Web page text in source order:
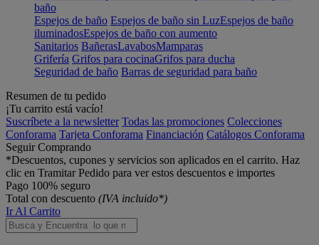
baño
Espejos de baño Espejos de baño sin LuzEspejos de baño
iluminadosEspejos de baño con aumento
Sanitarios BañerasLavabosMamparas
Grifería Grifos para cocinaGrifos para ducha
Seguridad de baño Barras de seguridad para baño
Resumen de tu pedido
¡Tu carrito está vacío!
Suscríbete a la newsletter Todas las promociones Colecciones
Conforama Tarjeta Conforama Financiación Catálogos Conforama
Seguir Comprando
*Descuentos, cupones y servicios son aplicados en el carrito. Haz
clic en Tramitar Pedido para ver estos descuentos e importes
Pago 100% seguro
Total con descuento (IVA incluido*)
Ir Al Carrito